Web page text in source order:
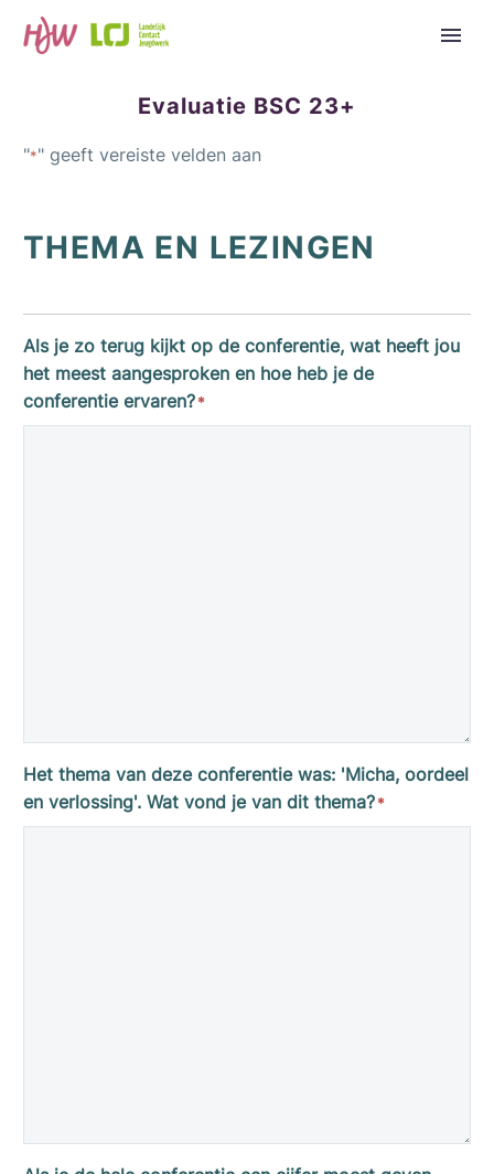
Evaluatie BSC 23+
"*" geeft vereiste velden aan
THEMA EN LEZINGEN
Als je zo terug kijkt op de conferentie, wat heeft jou
het meest aangesproken en hoe heb je de
conferentie ervaren?*
Het thema van deze conferentie was: 'Micha, oordeel
en verlossing'. Wat vond je van dit thema?*